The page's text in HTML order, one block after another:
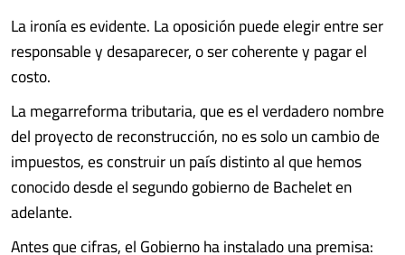
La ironía es evidente. La oposición puede elegir entre ser
responsable y desaparecer, o ser coherente y pagar el
costo.
La megarreforma tributaria, que es el verdadero nombre
del proyecto de reconstrucción, no es solo un cambio de
impuestos, es construir un país distinto al que hemos
conocido desde el segundo gobierno de Bachelet en
adelante.
Antes que cifras, el Gobierno ha instalado una premisa: